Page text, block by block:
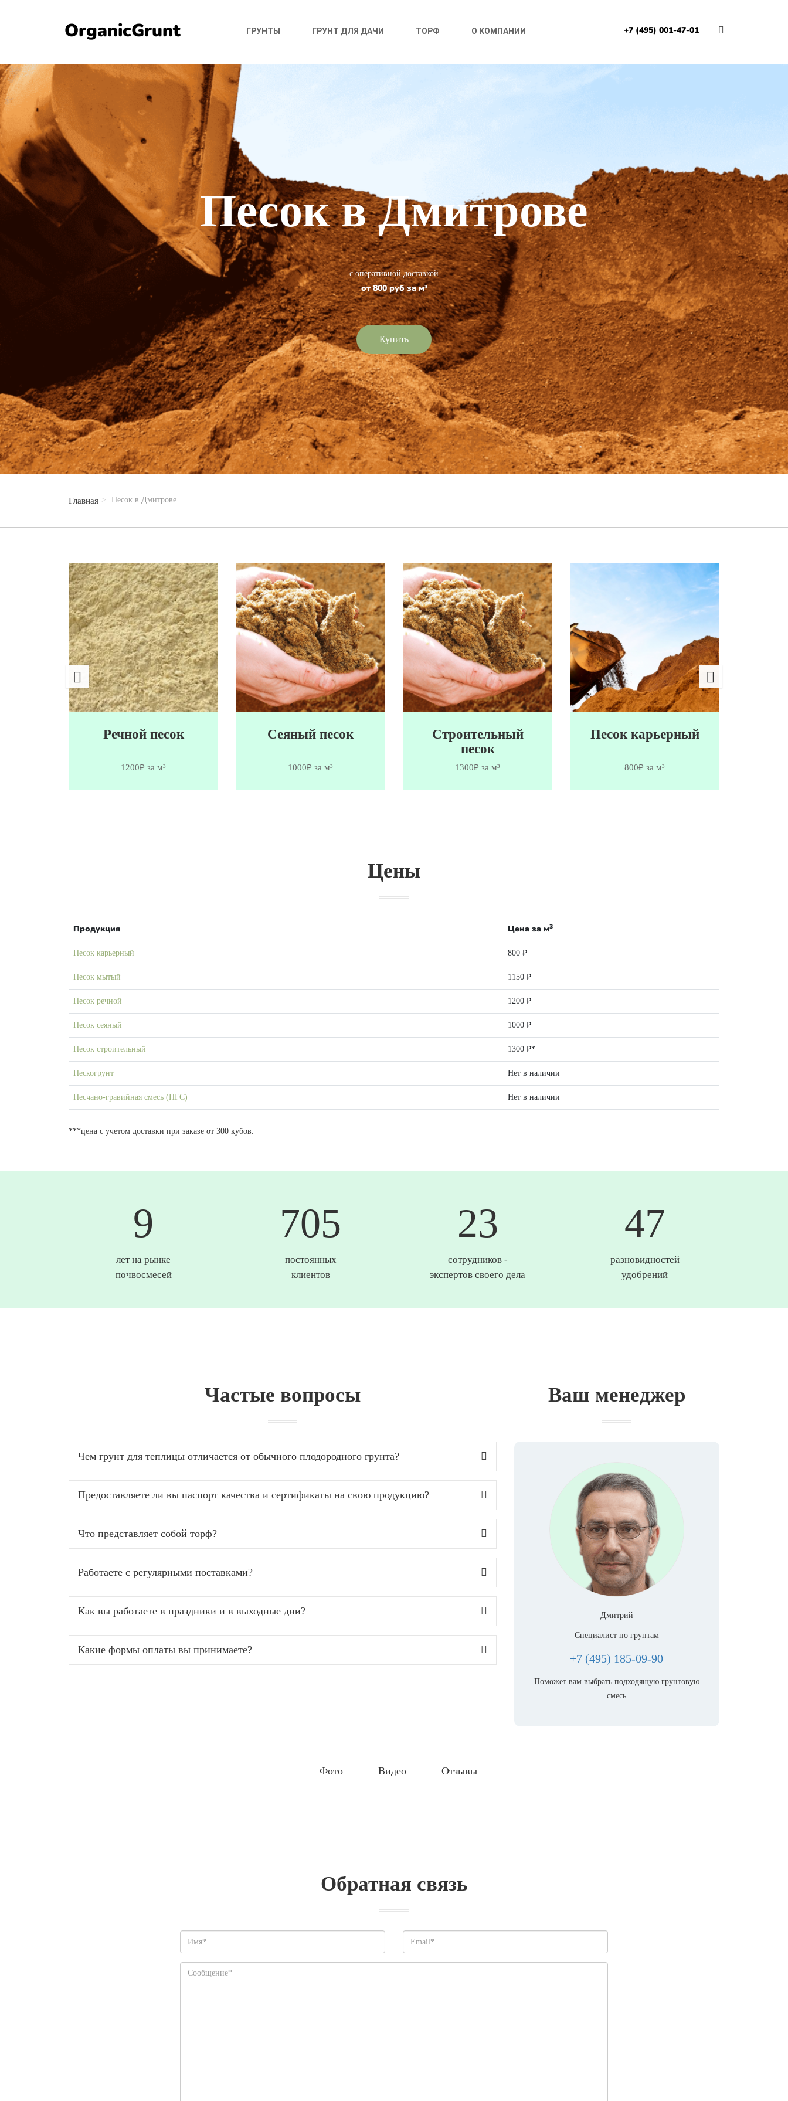
OrganicGrunt ГРУНТЫ ГРУНТ ДЛЯ ДАЧИ ТОРФ О КОМПАНИИ +7 (495) 001-47-01
Песок в Дмитрове
с оперативной доставкой
от 800 руб за м³
Купить
Главная Песок в Дмитрове
Речной песок
1200₽ за м³
Сеяный песок
1000₽ за м³
Строительный
песок
1300₽ за м³
Песок карьерный
800₽ за м³
Цены
Продукция Цена за м3
Песок карьерный 800 ₽
Песок мытый 1150 ₽
Песок речной 1200 ₽
Песок сеяный 1000 ₽
Песок строительный 1300 ₽*
Пескогрунт Нет в наличии
Песчано-гравийная смесь (ПГС) Нет в наличии
***цена с учетом доставки при заказе от 300 кубов.
10
лет на рынке
почвосмесей
744
постоянных
клиентов
25
сотрудников -
экспертов своего дела
50
разновидностей
удобрений
Частые вопросы
Чем грунт для теплицы отличается от обычного плодородного грунта?
Предоставляете ли вы паспорт качества и сертификаты на свою продукцию?
Что представляет собой торф?
Работаете с регулярными поставками?
Как вы работаете в праздники и в выходные дни?
Какие формы оплаты вы принимаете?
Ваш менеджер
Дмитрий
Специалист по грунтам
+7 (495) 185-09-90
Поможет вам выбрать подходящую грунтовую
смесь
Фото Видео Отзывы
Обратная связь